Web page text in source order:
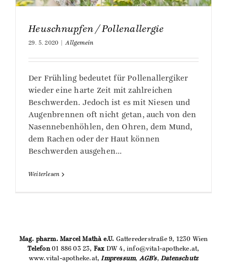
Heuschnupfen / Pollenallergie
29. 5. 2020 Allgemein
Der Frühling bedeutet für Pollenallergiker
wieder eine harte Zeit mit zahlreichen
Beschwerden. Jedoch ist es mit Niesen und
Augenbrennen oft nicht getan, auch von den
Nasennebenhöhlen, den Ohren, dem Mund,
dem Rachen oder der Haut können
Beschwerden ausgehen...
Weiterlesen
Mag. pharm. Marcel Mathà e.U. Gatterederstraße 9, 1230 Wien
Telefon01 886 03 23, Fax DW 4, info@vital-apotheke.at,
www.vital-apotheke.at, Impressum, AGB's, Datenschutz